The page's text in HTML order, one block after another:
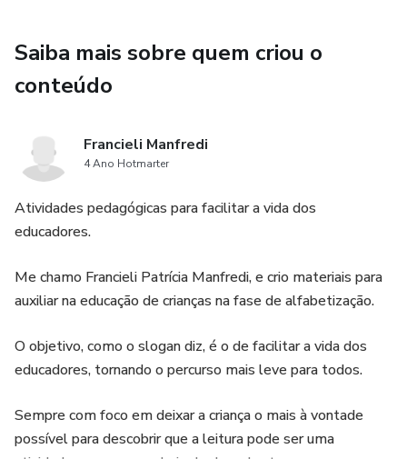
👉🏼Interdisciplinar
👉🏼Leitura
👉🏼De Casa
👉🏼Ensino Religioso
👉🏼Classe
👉🏼Avaliações
Saiba mais sobre quem criou o
conteúdo
Francieli Manfredi
4 Ano Hotmarter
Atividades pedagógicas para facilitar a vida dos
educadores.
Me chamo Francieli Patrícia Manfredi, e crio materiais para
auxiliar na educação de crianças na fase de alfabetização.
O objetivo, como o slogan diz, é o de facilitar a vida dos
educadores, tornando o percurso mais leve para todos.
Sempre com foco em deixar a criança o mais à vontade
possível para descobrir que a leitura pode ser uma